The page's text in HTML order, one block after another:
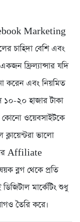
Marketing
চাহিদা বেশি এবং
ফ্রিল্যান্সার যদি
করেন এবং নিয়মিত
১০-২০ হাজার টাকা
ওয়েবসাইটকে
ভালো
Affiliate
ব্লগ থেকে প্রতি
মার্কেটিং শুধু
তৈরি করে।